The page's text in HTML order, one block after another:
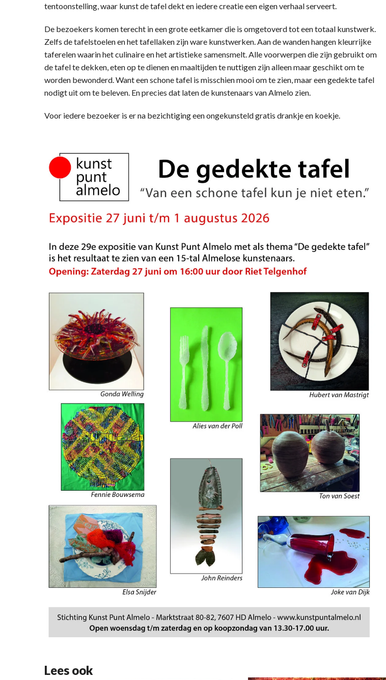
tentoonstelling, waar kunst de tafel dekt en iedere creatie een eigen verhaal serveert.
De bezoekers komen terecht in een grote eetkamer die is omgetoverd tot een totaal kunstwerk.
Zelfs de tafelstoelen en het tafellaken zijn ware kunstwerken. Aan de wanden hangen kleurrijke
taferelen waarin het culinaire en het artistieke samensmelt. Alle voorwerpen die zijn gebruikt om
de tafel te dekken, eten op te dienen en maaltijden te nuttigen zijn alleen maar geschikt om te
worden bewonderd. Want een schone tafel is misschien mooi om te zien, maar een gedekte tafel
nodigt uit om te beleven. En precies dat laten de kunstenaars van Almelo zien.
Voor iedere bezoeker is er na bezichtiging een ongekunsteld gratis drankje en koekje.
Lees ook